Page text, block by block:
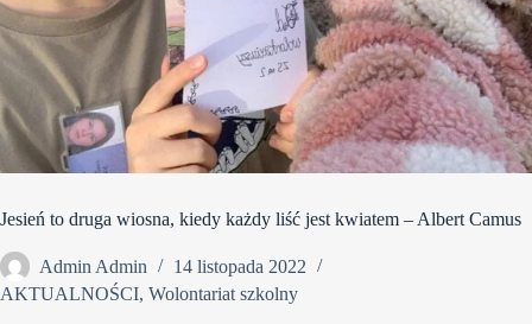
Jesień to druga wiosna, kiedy każdy liść jest kwiatem – Albert Camus
Admin Admin
14 listopada 2022
AKTUALNOŚCI, Wolontariat szkolny